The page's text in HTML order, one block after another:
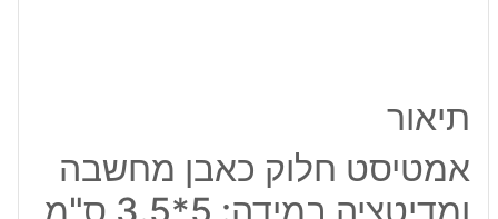
תיאור
אמטיסט חלוק כאבן מחשבה